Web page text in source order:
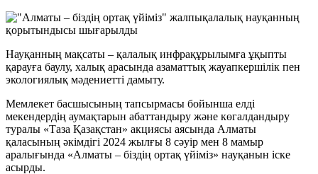
Науқанның мақсаты – қалалық инфрақұрылымға ұқыпты
қарауға баулу, халық арасында азаматтық жауапкершілік пен
экологиялық мәдениетті дамыту.
Мемлекет басшысының тапсырмасы бойынша елді
мекендердің аумақтарын абаттандыру және көгалдандыру
туралы «Таза Қазақстан» акциясы аясында Алматы
қаласының әкімдігі 2024 жылғы 8 сәуір мен 8 мамыр
аралығында «Алматы – біздің ортақ үйіміз» науқанын іске
асырды.